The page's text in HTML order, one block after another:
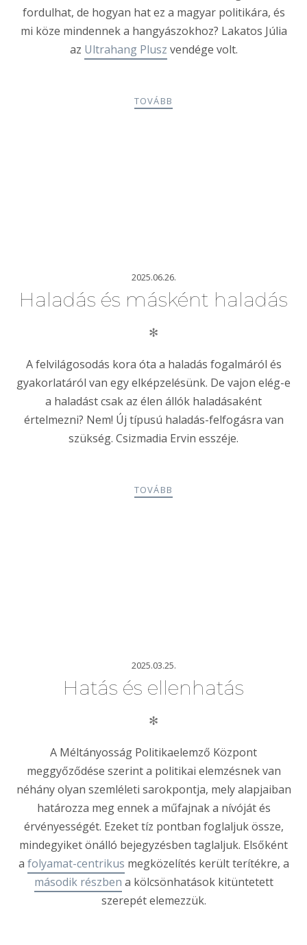
fordulhat, de hogyan hat ez a magyar politikára, és
mi köze mindennek a hangyászokhoz? Lakatos Júlia
az Ultrahang Plusz vendége volt.
TOVÁBB
2025.06.26.
Haladás és másként haladás
✻
A felvilágosodás kora óta a haladás fogalmáról és
gyakorlatáról van egy elképzelésünk. De vajon elég-e
a haladást csak az élen állók haladásaként
értelmezni? Nem! Új típusú haladás-felfogásra van
szükség. Csizmadia Ervin esszéje.
TOVÁBB
2025.03.25.
Hatás és ellenhatás
✻
A Méltányosság Politikaelemző Központ
meggyőződése szerint a politikai elemzésnek van
néhány olyan szemléleti sarokpontja, mely alapjaiban
határozza meg ennek a műfajnak a nívóját és
érvényességét. Ezeket tíz pontban foglaljuk össze,
mindegyiket önálló bejegyzésben taglaljuk. Elsőként
a folyamat-centrikus megközelítés került terítékre, a
második részben a kölcsönhatások kitüntetett
szerepét elemezzük.